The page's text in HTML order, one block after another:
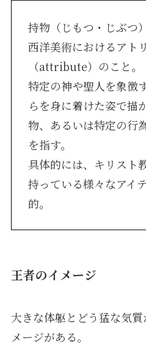
持物（じもつ・じぶつ
西洋美術におけるアト
（attribute）のこと。
特定の神や聖人を象徴
らを身に着けた姿で描
物、あるいは特定の行
を指す。
具体的には、キリスト
持っている様々なアイ
的。
王者のイメージ
大きな体躯とどう猛な気
メージがある。